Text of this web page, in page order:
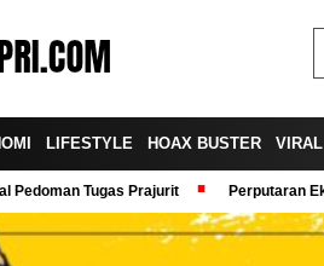
LIFESTYLE HOAX BUSTER VIRAL
Pedoman Tugas Prajurit Perputaran